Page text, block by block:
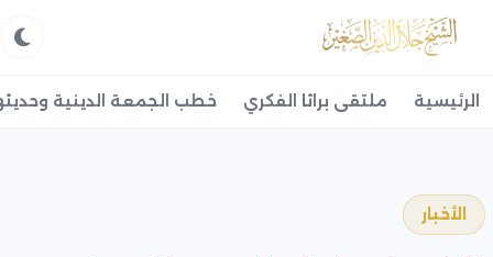
الرئيسية ملتقى براثا الفكري خطب الجمعة الدينية
الأخبار